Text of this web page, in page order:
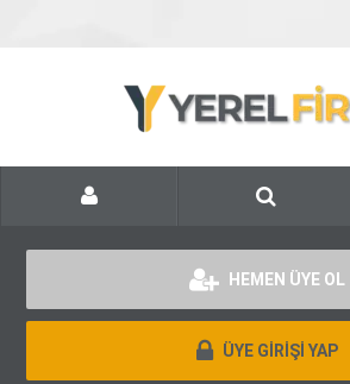
HEMEN ÜYE OL
ÜYE GİRİŞİ YAP